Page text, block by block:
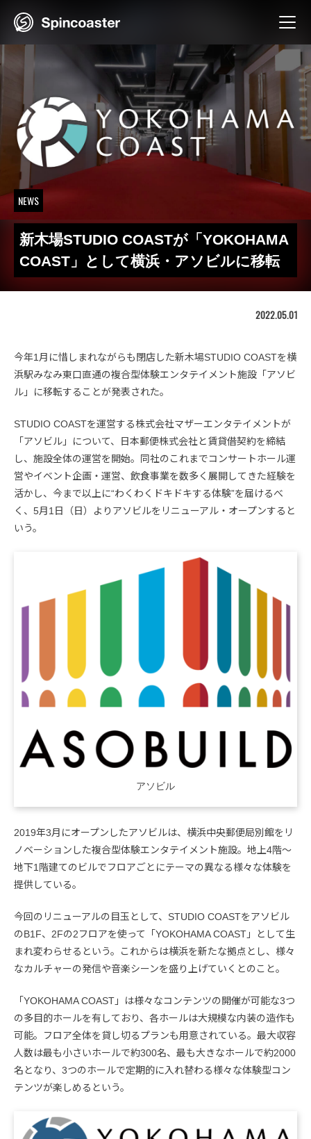
NEWS
新木場STUDIO COASTが「YOKOHAMA
COAST」として横浜・アソビルに移転
2022.05.01
今年1月に惜しまれながらも閉店した新木場STUDIO COASTを横
浜駅みなみ東口直通の複合型体験エンタテイメント施設「アソビ
ル」に移転することが発表された。
STUDIO COASTを運営する株式会社マザーエンタテイメントが
「アソビル」について、日本郵便株式会社と賃貸借契約を締結
し、施設全体の運営を開始。同社のこれまでコンサートホール運
営やイベント企画・運営、飲食事業を数多く展開してきた経験を
活かし、今まで以上に“わくわくドキドキする体験”を届けるべ
く、5月1日（日）よりアソビルをリニューアル・オープンすると
いう。
アソビル
2019年3月にオープンしたアソビルは、横浜中央郵便局別館をリ
ノベーションした複合型体験エンタテイメント施設。地上4階～
地下1階建てのビルでフロアごとにテーマの異なる様々な体験を
提供している。
今回のリニューアルの目玉として、STUDIO COASTをアソビル
のB1F、2Fの2フロアを使って「YOKOHAMA COAST」として生
まれ変わらせるという。これからは横浜を新たな拠点とし、様々
なカルチャーの発信や音楽シーンを盛り上げていくとのこと。
「YOKOHAMA COAST」は様々なコンテンツの開催が可能な3つ
の多目的ホールを有しており、各ホールは大規模な内装の造作も
可能。フロア全体を貸し切るプランも用意されている。最大収容
人数は最も小さいホールで約300名、最も大きなホールで約2000
名となり、3つのホールで定期的に入れ替わる様々な体験型コン
テンツが楽しめるという。